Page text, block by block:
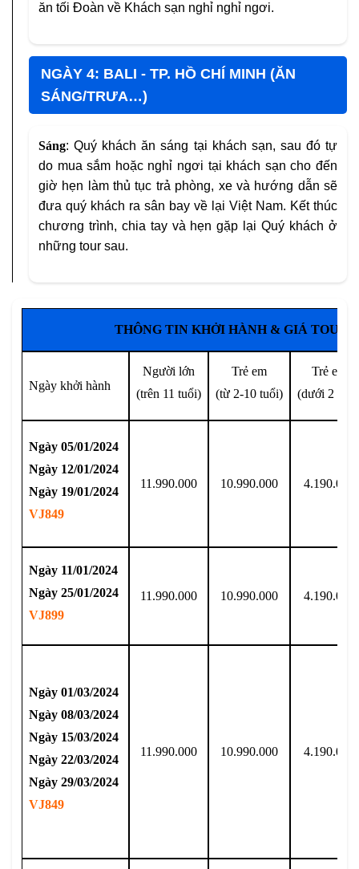
ăn tối Đoàn về Khách sạn nghỉ nghỉ ngơi.
NGÀY 4: BALI - TP. HỒ CHÍ MINH (ĂN
SÁNG/TRƯA…)
Sáng: Quý khách ăn sáng tại khách sạn, sau đó tự
do mua sắm hoặc nghỉ ngơi tại khách sạn cho đến
giờ hẹn làm thủ tục trả phòng, xe và hướng dẫn sẽ
đưa quý khách ra sân bay về lại Việt Nam. Kết thúc
chương trình, chia tay và hẹn gặp lại Quý khách ở
những tour sau.
THÔNG TIN KHỞI HÀNH & GIÁ TOUR
Ngày khởi hành
Người lớn
(trên 11 tuổi)
Trẻ em
(từ 2-10 tuổi)
Trẻ em
(dưới 2
Ngày 05/01/2024
Ngày 12/01/2024
Ngày 19/01/2024
VJ849
11.990.000 10.990.000 4.190.000
Ngày 11/01/2024
Ngày 25/01/2024
VJ899
11.990.000 10.990.000 4.190.000
Ngày 01/03/2024
Ngày 08/03/2024
Ngày 15/03/2024
Ngày 22/03/2024
Ngày 29/03/2024
VJ849
11.990.000 10.990.000 4.190.000